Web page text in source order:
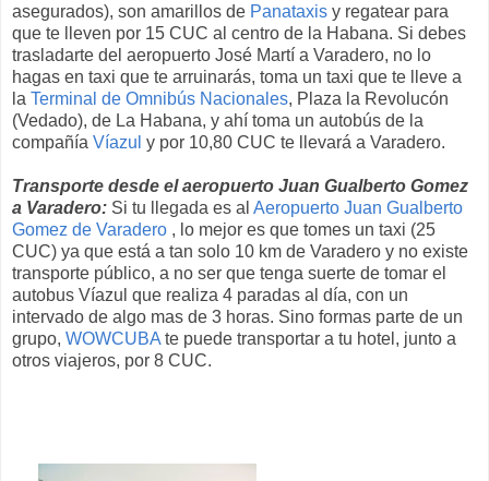
asegurados), son amarillos de Panataxis y regatear para
que te lleven por 15 CUC al centro de la Habana. Si debes
trasladarte del aeropuerto José Martí a Varadero, no lo
hagas en taxi que te arruinarás, toma un taxi que te lleve a
la Terminal de Omnibús Nacionales, Plaza la Revolucón
(Vedado), de La Habana, y ahí toma un autobús de la
compañía Víazul y por 10,80 CUC te llevará a Varadero.
Transporte desde el aeropuerto Juan Gualberto Gomez
a Varadero: Si tu llegada es al Aeropuerto Juan Gualberto
Gomez de Varadero , lo mejor es que tomes un taxi (25
CUC) ya que está a tan solo 10 km de Varadero y no existe
transporte público, a no ser que tenga suerte de tomar el
autobus Víazul que realiza 4 paradas al día, con un
intervado de algo mas de 3 horas. Sino formas parte de un
grupo, WOWCUBA te puede transportar a tu hotel, junto a
otros viajeros, por 8 CUC.